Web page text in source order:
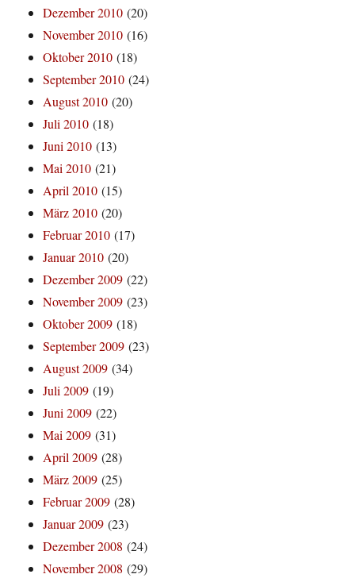
Dezember 2010 (20)
November 2010 (16)
Oktober 2010 (18)
September 2010 (24)
August 2010 (20)
Juli 2010 (18)
Juni 2010 (13)
Mai 2010 (21)
April 2010 (15)
März 2010 (20)
Februar 2010 (17)
Januar 2010 (20)
Dezember 2009 (22)
November 2009 (23)
Oktober 2009 (18)
September 2009 (23)
August 2009 (34)
Juli 2009 (19)
Juni 2009 (22)
Mai 2009 (31)
April 2009 (28)
März 2009 (25)
Februar 2009 (28)
Januar 2009 (23)
Dezember 2008 (24)
November 2008 (29)